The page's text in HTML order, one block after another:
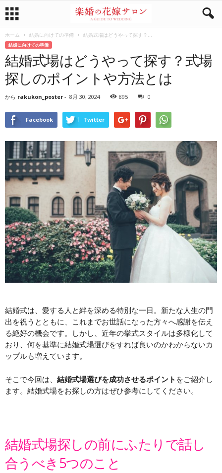
ホーム 結婚に向けての準備 結婚式場はどうやって探す？...
結婚に向けての準備
結婚式場はどうやって探す？式場
探しのポイントや方法とは
から rakukon_poster - 8月 30, 2024 895 0
Facebook Twitter
結婚式は、愛する人と絆を深める特別な一日。新たな人生の門
出を祝うとともに、これまでお世話になった方々へ感謝を伝え
る絶好の機会です。しかし、近年の挙式スタイルは多様化して
おり、何を基準に結婚式場選びをすれば良いのかわからないカ
ップルも増えています。
そこで今回は、 結婚式場選びを成功させるポイント をご紹介し
ます。結婚式場をお探しの方はぜひ参考にしてください。
結婚式場探しの前にふたりで話し
合うべき5つのこと